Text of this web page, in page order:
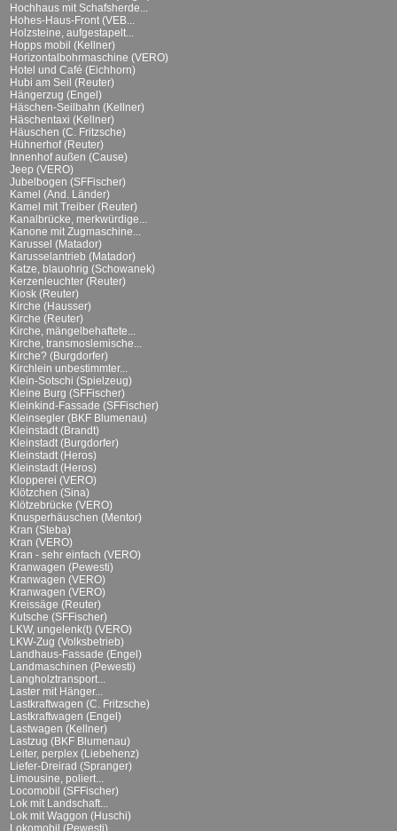
Hochhaus mit Schafsherde...
Hohes-Haus-Front (VEB...
Holzsteine, aufgestapelt...
Hopps mobil (Kellner)
Horizontalbohrmaschine (VERO)
Hotel und Café (Eichhorn)
Hubi am Seil (Reuter)
Hängerzug (Engel)
Häschen-Seilbahn (Kellner)
Häschentaxi (Kellner)
Häuschen (C. Fritzsche)
Hühnerhof (Reuter)
Innenhof außen (Cause)
Jeep (VERO)
Jubelbogen (SFFischer)
Kamel (And. Länder)
Kamel mit Treiber (Reuter)
Kanalbrücke, merkwürdige...
Kanone mit Zugmaschine...
Karussel (Matador)
Karusselantrieb (Matador)
Katze, blauohrig (Schowanek)
Kerzenleuchter (Reuter)
Kiosk (Reuter)
Kirche (Hausser)
Kirche (Reuter)
Kirche, mängelbehaftete...
Kirche, transmoslemische...
Kirche? (Burgdorfer)
Kirchlein unbestimmter...
Klein-Sotschi (Spielzeug)
Kleine Burg (SFFischer)
Kleinkind-Fassade (SFFischer)
Kleinsegler (BKF Blumenau)
Kleinstadt (Brandt)
Kleinstadt (Burgdorfer)
Kleinstadt (Heros)
Kleinstadt (Heros)
Klopperei (VERO)
Klötzchen (Sina)
Klötzebrücke (VERO)
Knusperhäuschen (Mentor)
Kran (Steba)
Kran (VERO)
Kran - sehr einfach (VERO)
Kranwagen (Pewesti)
Kranwagen (VERO)
Kranwagen (VERO)
Kreissäge (Reuter)
Kutsche (SFFischer)
LKW, ungelenk(t) (VERO)
LKW-Zug (Volksbetrieb)
Landhaus-Fassade (Engel)
Landmaschinen (Pewesti)
Langholztransport...
Laster mit Hänger...
Lastkraftwagen (C. Fritzsche)
Lastkraftwagen (Engel)
Lastwagen (Kellner)
Lastzug (BKF Blumenau)
Leiter, perplex (Liebehenz)
Liefer-Dreirad (Spranger)
Limousine, poliert...
Locomobil (SFFischer)
Lok mit Landschaft...
Lok mit Waggon (Huschi)
Lokomobil (Pewesti)